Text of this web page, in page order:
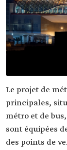
Le projet de
principales,
métro et de
sont équipées
des points de